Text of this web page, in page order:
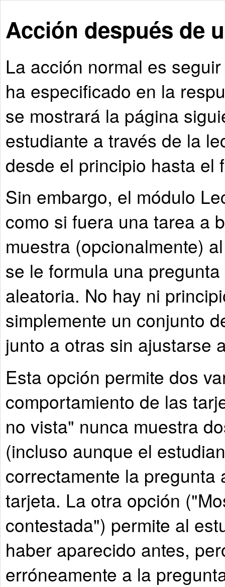
Acción después de
La acción normal es
ha especificado en la
se mostrará la página
estudiante a través de la
desde el principio hasta el
Sin embargo, el módulo
como si fuera una tarea a
muestra (opcionalmente)
se le formula una
aleatoria. No hay ni
simplemente un conjunto
junto a otras sin ajustarse
Esta opción permite dos
comportamiento de las
no vista" nunca muestra
(incluso aunque el
correctamente la
tarjeta. La otra opción
contestada") permite al
haber aparecido antes,
erróneamente a la